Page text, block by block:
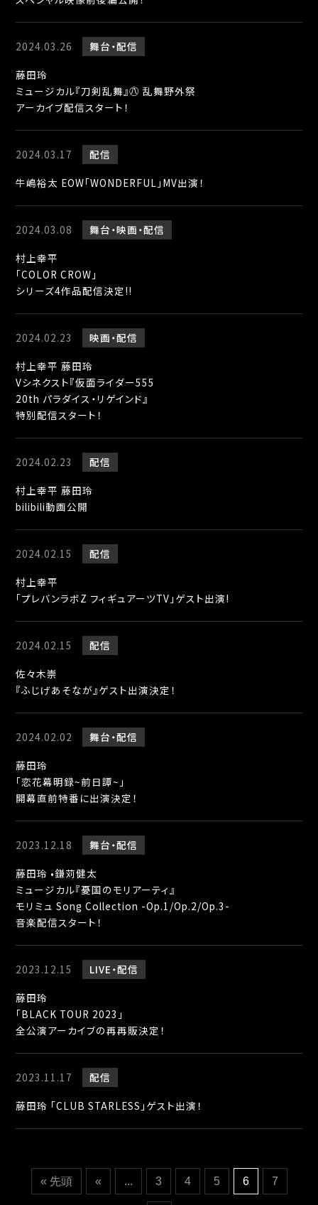
2024.03.26 舞台 配信
藤田玲
ミュージカル『刀剣乱舞』㊇ 乱舞野外祭
アーカイブ配信スタート！
2024.03.17
配信
牛嶋裕太 EOW「WONDERFUL」MV出演！
2024.03.08 舞台 映画 配信
村上幸平
「COLOR CROW」
シリーズ4作品配信決定!!
2024.02.23 映画 配信
村上幸平 藤田玲
Vシネクスト『仮面ライダー555
20th パラダイス・リゲインド』
特別配信スタート！
2024.02.23
配信
村上幸平 藤田玲
bilibili動画公開
2024.02.15
配信
村上幸平
「プレバンラボZ フィギュアーツTV」ゲスト出演!
2024.02.15
配信
佐々木崇
『ふじげあそなが』ゲスト出演決定！
2024.02.02 舞台 配信
藤田玲
「恋花幕明録~前日譚~」
開幕直前特番に出演決定！
2023.12.18 舞台 配信
藤田玲 •鎌苅健太
ミュージカル『憂国のモリアーティ』
モリミュ Song Collection -Op.1/Op.2/Op.3-
音楽配信スタート！
2023.12.15 LIVE 配信
藤田玲
「BLACK TOUR 2023」
全公演アーカイブの再再販決定！
2023.11.17
配信
藤田玲 「CLUB STARLESS」ゲスト出演！
« 先頭 « ... 3 4 5 6 7